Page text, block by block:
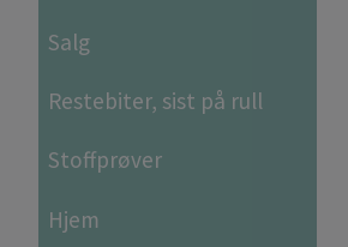
Salg
Restebiter, sist på rull
Stoffprøver
Hjem